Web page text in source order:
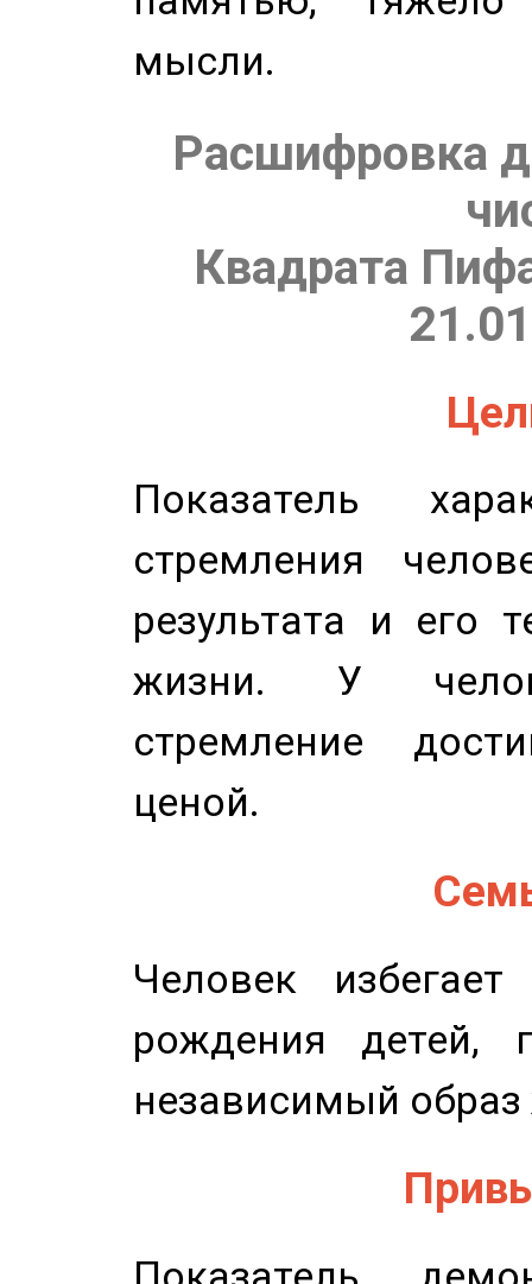
мысли.
Расшифровка
Квадрата
Показатель
стремления
результата и его
жизни. У
стремление
ценой.
Человек
рождения детей,
независимый